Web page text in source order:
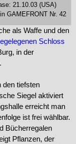
21.10.03 (USA)
GAMEFRONT Nr. 42
als Waffe und den
Schloss
in der
den tiefsten
Siegel aktiviert
erreicht man
ist frei wählbar.
Bücherregalen
Pflanzen, der